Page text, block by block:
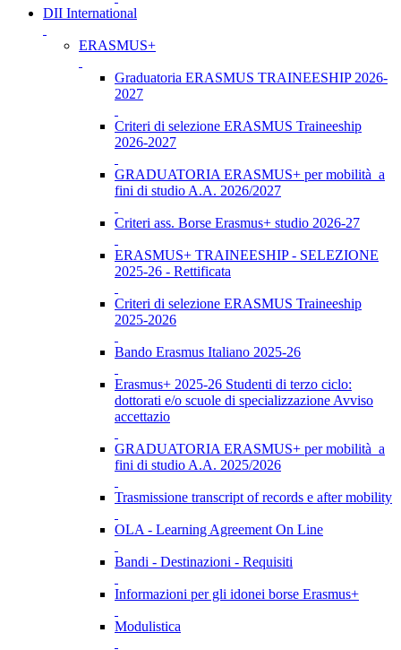
DII International
ERASMUS+
Graduatoria ERASMUS TRAINEESHIP 2026-
2027
Criteri di selezione ERASMUS Traineeship
2026-2027
GRADUATORIA ERASMUS+ per mobilità a
fini di studio A.A. 2026/2027
Criteri ass. Borse Erasmus+ studio 2026-27
ERASMUS+ TRAINEESHIP - SELEZIONE
2025-26 - Rettificata
Criteri di selezione ERASMUS Traineeship
2025-2026
Bando Erasmus Italiano 2025-26
Erasmus+ 2025-26 Studenti di terzo ciclo:
dottorati e/o scuole di specializzazione Avviso
accettazio
GRADUATORIA ERASMUS+ per mobilità a
fini di studio A.A. 2025/2026
Trasmissione transcript of records e after mobility
OLA - Learning Agreement On Line
Bandi - Destinazioni - Requisiti
Informazioni per gli idonei borse Erasmus+
Modulistica